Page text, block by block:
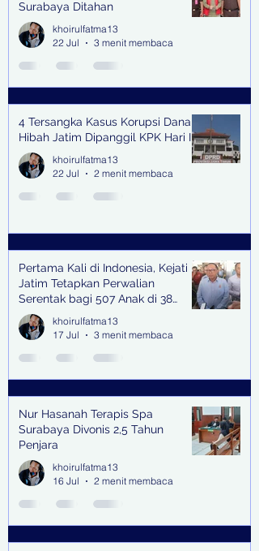
Surabaya Ditahan
khoirulfatma13
22 Jul
3 menit membaca
4 Tersangka Kasus Korupsi Dana
Hibah Jatim Dipanggil KPK Hari Ini
khoirulfatma13
22 Jul
2 menit membaca
Pertama Kali di Indonesia, Kejati
Jatim Tetapkan Perwalian
Serentak bagi 507 Anak di 38
Kabupaten & Kota
khoirulfatma13
17 Jul
3 menit membaca
Nur Hasanah Terapis Spa
Surabaya Divonis 2,5 Tahun
Penjara
khoirulfatma13
16 Jul
2 menit membaca